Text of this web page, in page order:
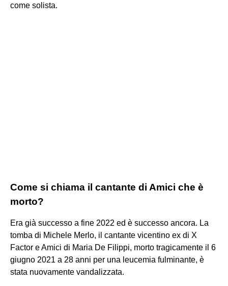
come solista.
Come si chiama il cantante di Amici che è
morto?
Era già successo a fine 2022 ed è successo ancora. La
tomba di Michele Merlo, il cantante vicentino ex di X
Factor e Amici di Maria De Filippi, morto tragicamente il 6
giugno 2021 a 28 anni per una leucemia fulminante, è
stata nuovamente vandalizzata.